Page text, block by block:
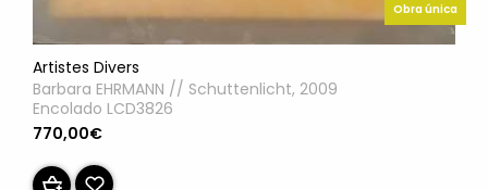
Obra única
Artistes Divers
Barbara EHRMANN // Schuttenlicht, 2009
Encolado LCD3826
770,00€